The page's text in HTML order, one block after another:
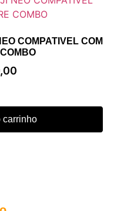
COMPATIVEL COM
carrinho